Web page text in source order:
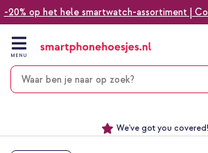
-20% op het hele smartwatch-assortiment |
naar
inhoud
MENU
Alles voor jouw telefoon, tablet,
We've got you covered!